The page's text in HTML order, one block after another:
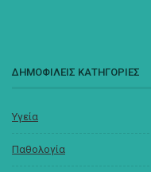
ΔΗΜΟΦΙΛΕΙΣ ΚΑΤΗΓΟΡΙΕΣ
Υγεία
Παθολογία